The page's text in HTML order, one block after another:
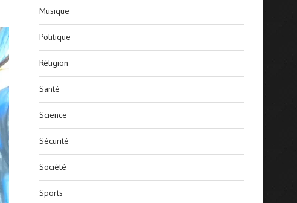
Musique
Politique
Réligion
Santé
Science
Sécurité
Société
Sports